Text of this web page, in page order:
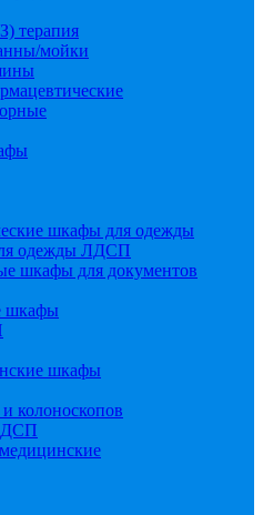
терапия
мойки
шкафы для одежды
одежды ЛДСП
шкафы для документов
шкафы
шкафы
колоноскопов